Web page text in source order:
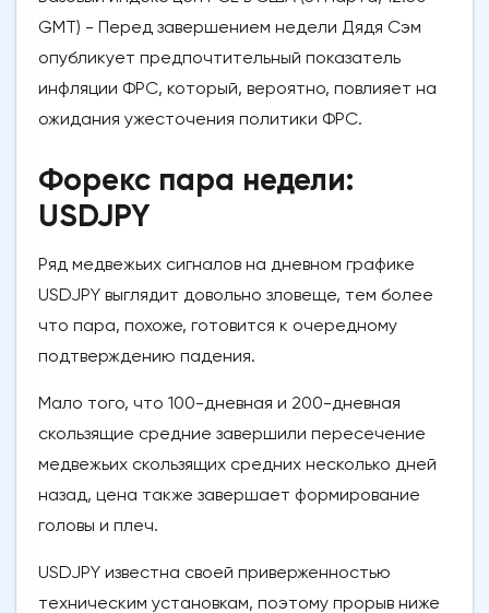
GMT) - Перед завершением недели Дядя Сэм
опубликует предпочтительный показатель
инфляции ФРС, который, вероятно, повлияет на
ожидания ужесточения политики ФРС.
Форекс пара недели:
USDJPY
Ряд медвежьих сигналов на дневном графике
USDJPY выглядит довольно зловеще, тем более
что пара, похоже, готовится к очередному
подтверждению падения.
Мало того, что 100-дневная и 200-дневная
скользящие средние завершили пересечение
медвежьих скользящих средних несколько дней
назад, цена также завершает формирование
головы и плеч.
USDJPY известна своей приверженностью
техническим установкам, поэтому прорыв ниже